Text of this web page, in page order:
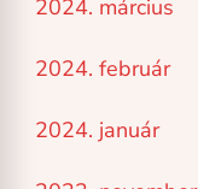
2024. március
2024. február
2024. január